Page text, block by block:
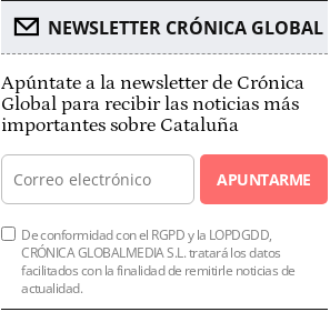
NEWSLETTER CRÓNICA GLOBAL
Apúntate a la newsletter de Crónica
Global para recibir las noticias más
importantes sobre Cataluña
APUNTARME
De conformidad con el RGPD y la LOPDGDD,
CRÓNICA GLOBALMEDIA S.L. tratará los datos
facilitados con la finalidad de remitirle noticias de
actualidad.